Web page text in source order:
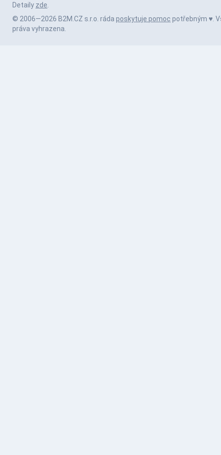
Detaily zde.
© 2006—2026 B2M.CZ s.r.o. ráda poskytuje pomoc potřebným ♥️.
práva vyhrazena.